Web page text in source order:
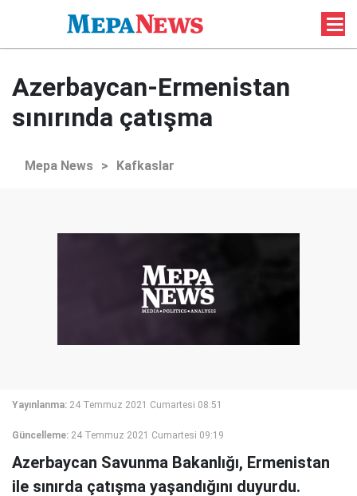
Azerbaycan-Ermenistan
sınırında çatışma
Mepa News > Kafkaslar
Yayınlanma: 24 Temmuz 2021 Cumartesi 08:51
Güncelleme: 24 Temmuz 2021 Cumartesi 09:19
Azerbaycan Savunma Bakanlığı, Ermenistan
ile sınırda çatışma yaşandığını duyurdu.